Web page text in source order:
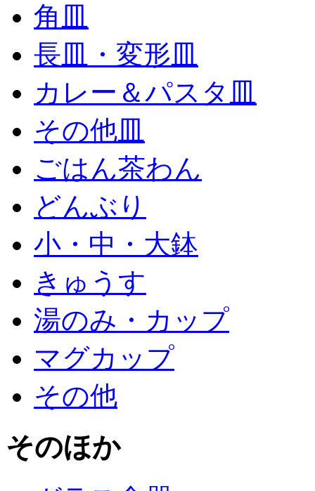
角皿
長皿・変形皿
カレー＆パスタ皿
その他皿
ごはん茶わん
どんぶり
小・中・大鉢
きゅうす
湯のみ・カップ
マグカップ
その他
そのほか